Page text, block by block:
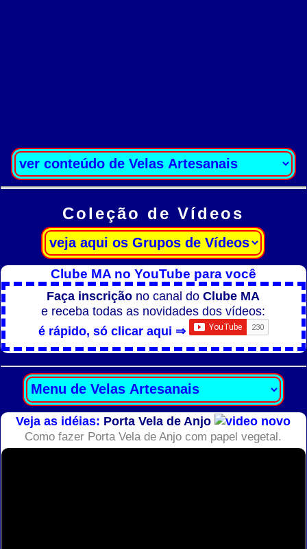
Coleção de Vídeos
Clube MA no YouTube para você
Faça inscrição no canal doClube MA
e receba todas as novidades dos vídeos:
é rápido, só clicar aqui ⇒
Veja as idéias: Porta Vela de Anjo
Como fazer Porta Vela de Anjo com papel vegetal.